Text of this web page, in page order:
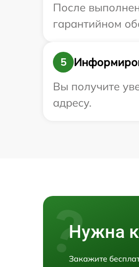
После
гарантийном
5
Вы получите
адресу.
Нужна
Закажите